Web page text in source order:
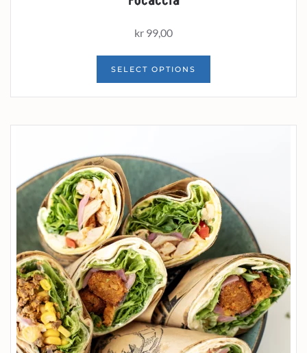
kr 99,00
SELECT OPTIONS